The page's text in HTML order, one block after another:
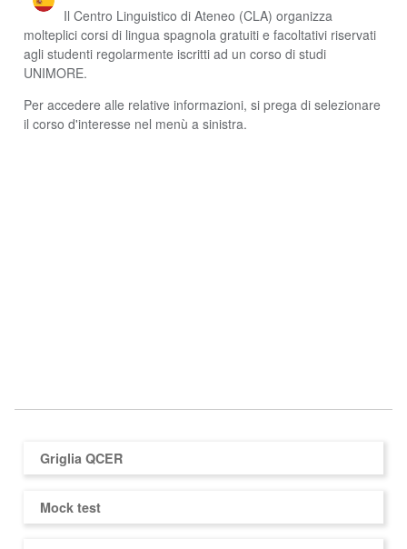
Il Centro Linguistico di Ateneo (CLA) organizza
molteplici corsi di lingua spagnola gratuiti e facoltativi riservati
agli studenti regolarmente iscritti ad un corso di studi
UNIMORE.
Per accedere alle relative informazioni, si prega di selezionare
il corso d'interesse nel menù a sinistra.
Griglia QCER
Mock test